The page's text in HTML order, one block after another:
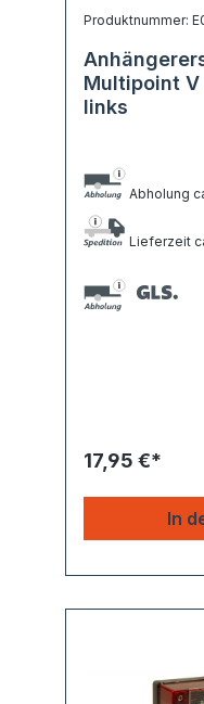
Produktnummer:
Multipoint
links
Abholung
Lieferzeit
17,95 €*
In